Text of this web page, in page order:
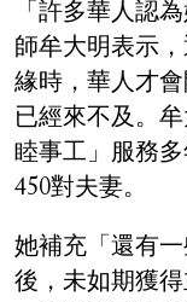
「許多華人認
師牟大明表示
緣時，華人才
已經來不及。
睦事工」服務
450對夫妻。
她補充「還有
後，未如期獲